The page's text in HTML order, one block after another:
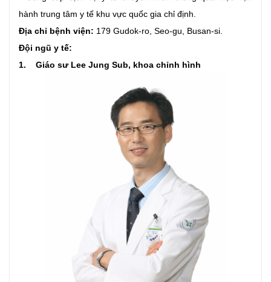
hành trung tâm y tế khu vực quốc gia chỉ định.
Địa chỉ bệnh viện: 179 Gudok-ro, Seo-gu, Busan-si.
Đội ngũ y tế:
1. Giáo sư Lee Jung Sub, khoa chỉnh hình